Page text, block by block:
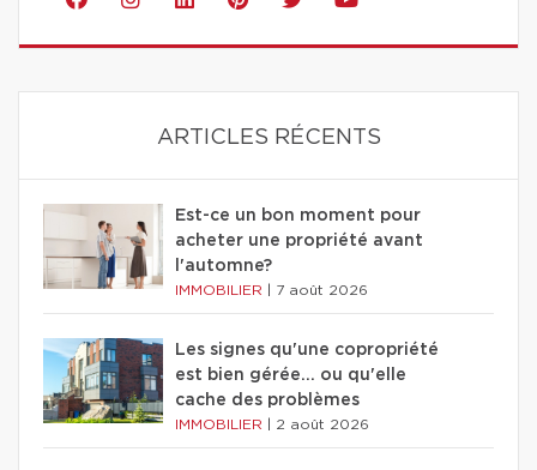
ARTICLES RÉCENTS
Est-ce un bon moment pour
acheter une propriété avant
l'automne?
IMMOBILIER 7 août 2026
Les signes qu'une copropriété
est bien gérée… ou qu'elle
cache des problèmes
IMMOBILIER 2 août 2026